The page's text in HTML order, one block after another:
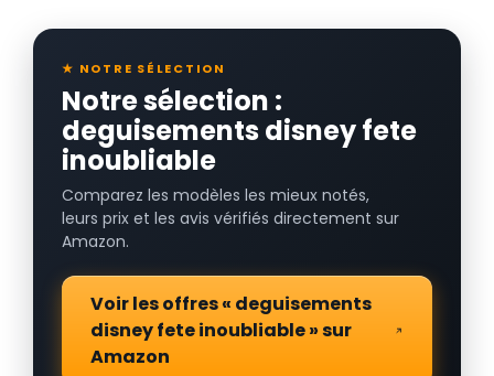
★ NOTRE SÉLECTION
Notre sélection :
deguisements disney fete
inoubliable
Comparez les modèles les mieux notés,
leurs prix et les avis vérifiés directement sur
Amazon.
Voir les offres « deguisements
disney fete inoubliable » sur
Amazon